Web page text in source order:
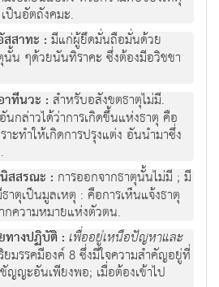
ป็นอัตถังคมะ.
สาทะ : มีแก่ผู้ยึดมั่นถือมั่นด้วย
น ๆด้วยนันทิราคะ ซึ่งต้องมีอวิชชา
าทีนวะ : สำหรับอสังขตธาตุไม่มี.
กล่าวได้ว่าการเกิดขึ้นแห่งธาตุ คือ
ะทำให้เกิดการปรุงแต่ง อันนำมาซึ่ง
สสรณะ : การออกจากธาตุนั้นไม่มี ; มี
ตุเป็นมูลเหตุ : คือการเห็นแจ้งธาตุ
กความหมายแห่งตัวตน.
ทางปฏิบัติ : เพื่ออยู่เหนือปัญหาและ
มรรคมีองค์ 8 ซึ่งมีใจความสำคัญอยู่ที่
ญะอันเพียงพอ; เมื่อต้องเข้าไป